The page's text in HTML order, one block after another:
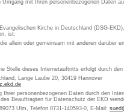
mit Ihren personenbezogenen Daten
Kirche in Deutschland (DSG-
ist:
allein oder gemeinsam mit anderen darüber
Stelle dieses Internetauftritts erfolgt durch
Lange Laube 20, 30419 Hannover
personenbezogenen Daten durch den
Beauftragten für Datenschutz der EKD
Ulm, Telefon 0731-140593-0, E-Mail: